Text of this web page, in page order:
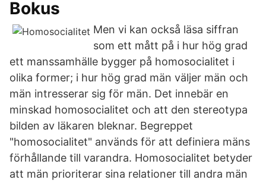
Bokus
Men vi kan också läsa siffran
som ett mått på i hur hög grad
ett manssamhälle bygger på homosocialitet i
olika former; i hur hög grad män väljer män och
män intresserar sig för män. Det innebär en
minskad homosocialitet och att den stereotypa
bilden av läkaren bleknar. Begreppet
"homosocialitet" används för att definiera mäns
förhållande till varandra. Homosocialitet betyder
att män prioriterar sina relationer till andra män